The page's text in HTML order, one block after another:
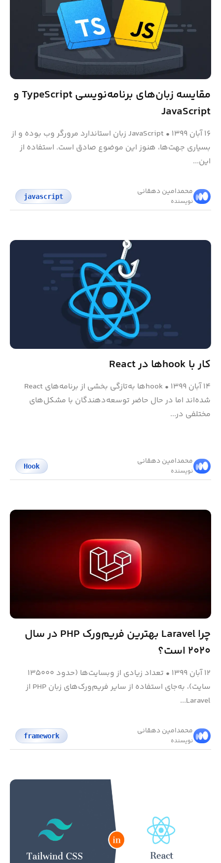
مقایسه زبان‌های برنامه‌نویسی TypeScript و
JavaScript
۱۶ آبان ۱۳۹۹ •
JavaScript زبان استاندارد مرورگر وب بوده و از
بسیاری جهت‌ها، هنوز این موضوع صادق است. استفاده از
این...
محمد‌امین دهقانی
نویسنده
javascript
کار با hookها در React
۱۴ آبان ۱۳۹۹ •
hookها به‌تازگی بخشی از برنامه‌های React
شده‌اند اما در حال حاضر توسعه‌دهندگان با مشکل‌های
مختلفی در...
محمد‌امین دهقانی
نویسنده
Hook
چرا Laravel بهترین فریم‌ورک PHP در سال
۲۰۲۰ است؟
۱۲ آبان ۱۳۹۹ •
تعداد زیادی از وبسایت‌ها (حدود ۱۳۵۰۰۰
سایت)، به‌جای استفاده از سایر فریم‌ورک‌های زبان PHP از
Laravel...
محمد‌امین دهقانی
نویسنده
framework